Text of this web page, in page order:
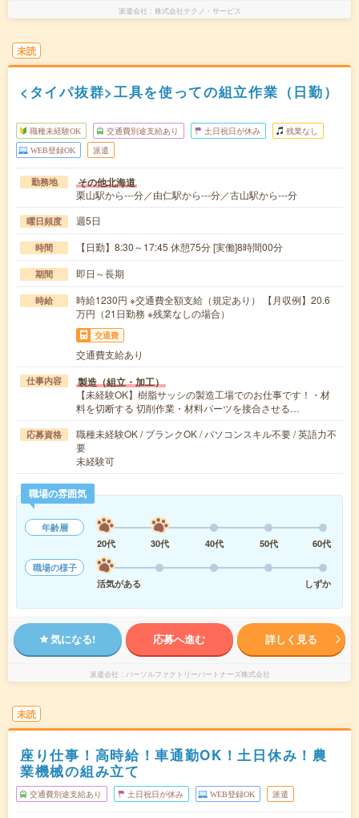
派遣会社 株式会社テクノ・サービス
未読
<タイパ抜群>工具を使っての組立作業（日勤）
職種未経験OK 交通費別途支給あり 土日祝日が休み 残業なし
WEB登録OK 派遣
勤務地 その他北海道
栗山駅から---分／由仁駅から---分／古山駅から---分
曜日頻度 週5日
時間 【日勤】8:30～17:45 休憩75分 [実働]8時間00分
期間 即日～長期
時給
時給1230円 ※交通費全額支給（規定あり） 【月収例】20.6
万円（21日勤務 ※残業なしの場合）
交通費
交通費支給あり
仕事内容 製造（組立・加工）
【未経験OK】樹脂サッシの製造工場でのお仕事です！・材
料を切断する 切削作業・材料パーツを接合させる…
応募資格
職種未経験OK / ブランクOK / パソコンスキル不要 / 英語力不
要
未経験可
職場の雰囲気
年齢層
20代
30代 40代 50代
60代
職場の様子
活気がある
しずか
気になる! 応募へ進む 詳しく見る
派遣会社 パーソルファクトリーパートナーズ株式会社
未読
座り仕事！高時給！車通勤OK！土日休み！農
業機械の組み立て
交通費別途支給あり 土日祝日が休み WEB登録OK 派遣